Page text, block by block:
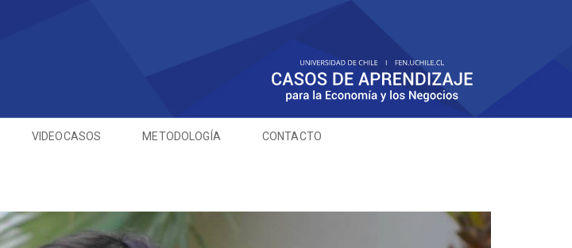
VIDEOCASOS METODOLOGÍA CONTACTO